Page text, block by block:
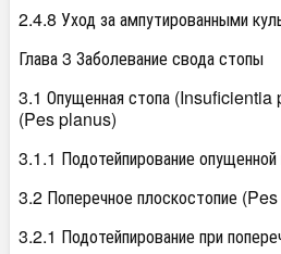
2.4.8 Уход за ампутированными
Глава 3 Заболевание свода стопы
3.1 Опущенная стопа (Insuficientia
(Pes planus)
3.1.1 Подотейпирование
3.2 Поперечное плоскостопие
3.2.1 Подотейпирование при